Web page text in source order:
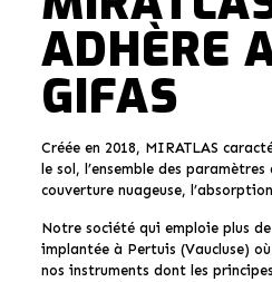
ADHÈRE
GIFAS
Créée en 2018, MIRATLAS
le sol, l’ensemble des
couverture nuageuse,
Notre société qui emploie plus
implantée à Pertuis (Vaucluse)
nos instruments dont les